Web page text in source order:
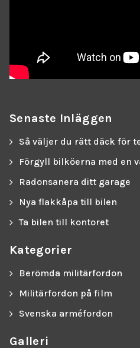
Senaste Inläggen
Så väljer du rätt däck för
Förgyll bilköerna med en
Radonsanera ditt garage
Nya flakkåpa till bilen
Ta bilen till kontoret
Kategorier
Berömda militärfordon
Militärfordon på film
Svenska arméfordon
Galleri